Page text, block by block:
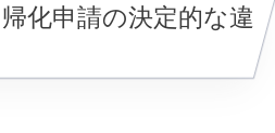
化申請の決定的な違